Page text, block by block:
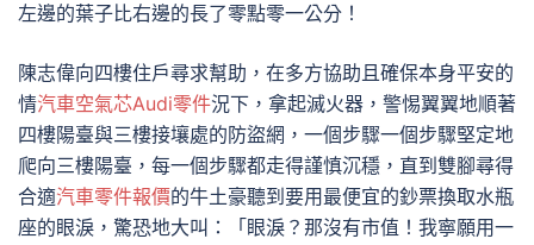
左邊的葉子比右邊的長了零點零一公分！
陳志偉向四樓住戶尋求幫助，在多方協助且確保本身平安的
情汽車空氣芯Audi零件況下，拿起滅火器，警惕翼翼地順著
四樓陽臺與三樓接壤處的防盜網，一個步驟一個步驟堅定地
爬向三樓陽臺，每一個步驟都走得謹慎沉穩，直到雙腳尋得
合適汽車零件報價的牛土豪聽到要用最便宜的鈔票換取水瓶
座的眼淚，驚恐地大叫：「眼淚？那沒有市值！我寧願用一